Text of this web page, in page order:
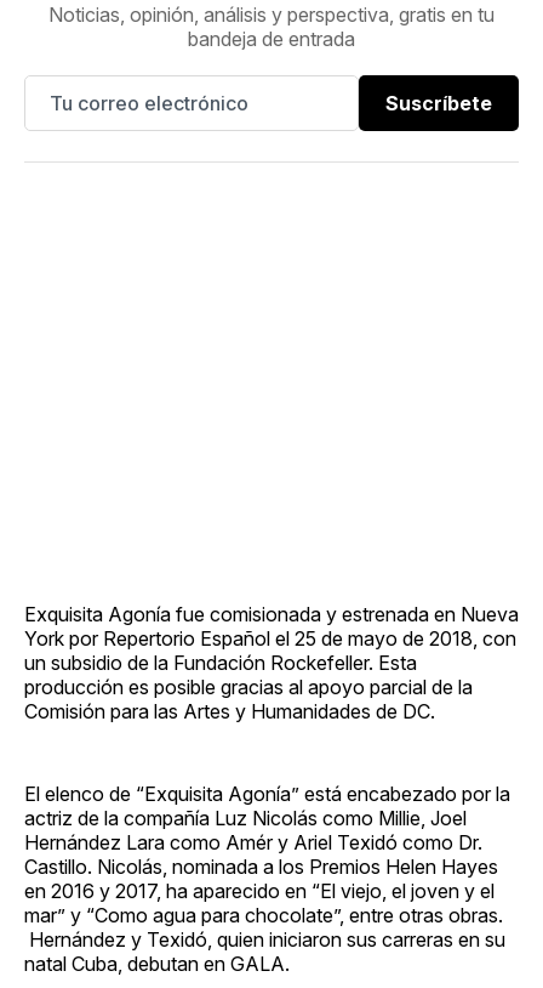
Noticias, opinión, análisis y perspectiva, gratis en tu
bandeja de entrada
Suscríbete
Exquisita Agonía fue comisionada y estrenada en Nueva
York por Repertorio Español el 25 de mayo de 2018, con
un subsidio de la Fundación Rockefeller. Esta
producción es posible gracias al apoyo parcial de la
Comisión para las Artes y Humanidades de DC.
El elenco de “Exquisita Agonía” está encabezado por la
actriz de la compañía Luz Nicolás como Millie, Joel
Hernández Lara como Amér y Ariel Texidó como Dr.
Castillo. Nicolás, nominada a los Premios Helen Hayes
en 2016 y 2017, ha aparecido en “El viejo, el joven y el
mar” y “Como agua para chocolate”, entre otras obras.
Hernández y Texidó, quien iniciaron sus carreras en su
natal Cuba, debutan en GALA.